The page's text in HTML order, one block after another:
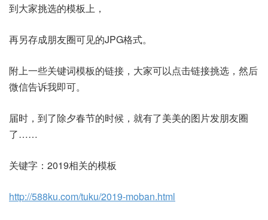
到大家挑选的模板上，
再另存成朋友圈可见的JPG格式。
附上一些关键词模板的链接，大家可以点击链接挑选，然后
微信告诉我即可。
届时，到了除夕春节的时候，就有了美美的图片发朋友圈
了……
关键字：2019相关的模板
http://588ku.com/tuku/2019-moban.html